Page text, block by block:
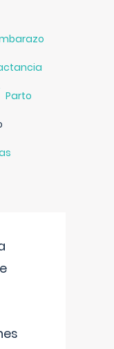
Parto